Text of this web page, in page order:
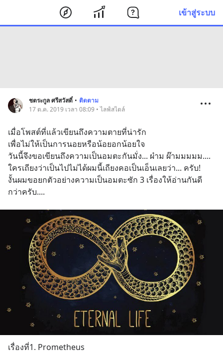
เข้าสู่ระบบ
ชตระกูล ศรีสวัสดิ์ • ติดตาม
17 ต.ค. 2019 เวลา 08:09 • ไลฟ์สไตล์
เมื่อโพสต์ที่แล้วเขียนถึงความตายที่น่ารัก
เพื่อไม่ให้เป็นการนอยหรือน้อยอกน้อยใจ
วันนี้จึงขอเขียนถึงความเป็นอมตะกันมั่ง... ผ๋าม ผ๊ามมมมม....
ใครเถียงว่าเป็นไปไม่ได้ผมนี้เถียงคอเป็นเอ็นเลยว่า... ครับ!
งั้นผมขอยกตัวอย่างความเป็นอมตะซัก 3 เรื่องให้อ่านกันดี
กว่าครับ....
เรื่องที่1. Prometheus